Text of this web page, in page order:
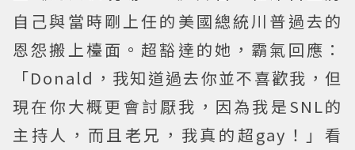
自己與當時剛上任的美國總統川普過去的
恩怨搬上檯面。超豁達的她，霸氣回應：
「Donald，我知道過去你並不喜歡我，但
現在你大概更會討厭我，因為我是SNL的
主持人，而且老兄，我真的超gay！」看